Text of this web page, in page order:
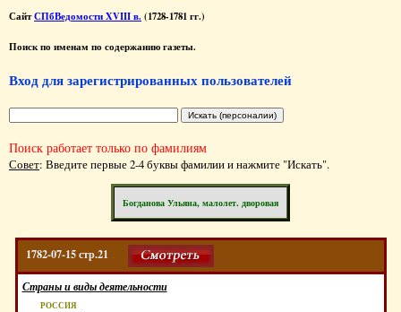
СайтСПбВедомости XVIII в. (1728-1781 гг.)
Поиск по именам по содержанию газеты.
Вход для зарегистрированных пользователей
Поиск работает только по фамилиям
Совет: Введите первые 2-4 буквы фамилии и нажмите "Искать".
Богданова Ульяна, малолет. дворовая
1782-07-15 стр.21
Страны и виды деятельности
РОССИЯ